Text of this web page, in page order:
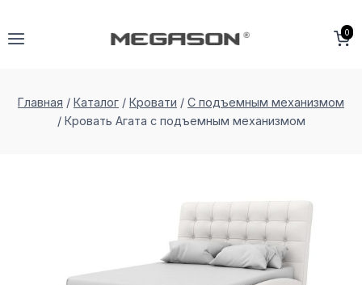
0
Главная / Каталог / Кровати / С подъемным механизмом
/ Кровать Агата с подъемным меxанизмом